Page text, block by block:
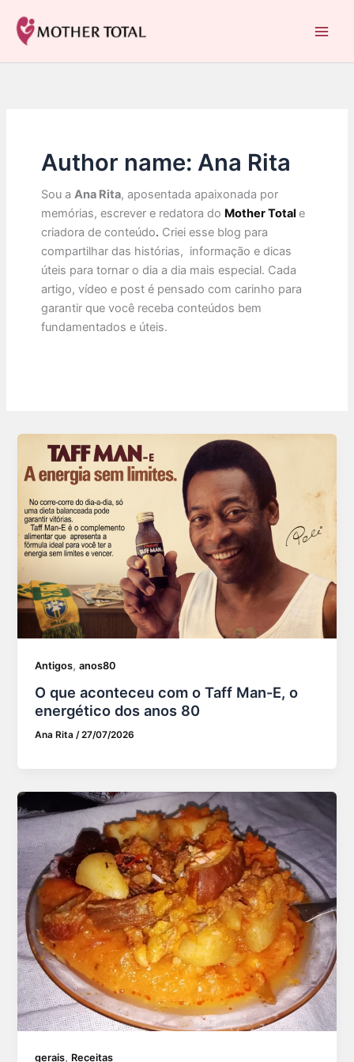
para
conteúdo
Author name: Ana Rita
Sou a Ana Rita, aposentada apaixonada por
memórias, escrever e redatora do Mother Total e
criadora de conteúdo. Criei esse blog para
compartilhar das histórias, informação e dicas
úteis para tornar o dia a dia mais especial. Cada
artigo, vídeo e post é pensado com carinho para
garantir que você receba conteúdos bem
fundamentados e úteis.
Antigos,anos80
O que aconteceu com o Taff Man-E, o
energético dos anos 80
Ana Rita/27/07/2026
gerais, Receitas